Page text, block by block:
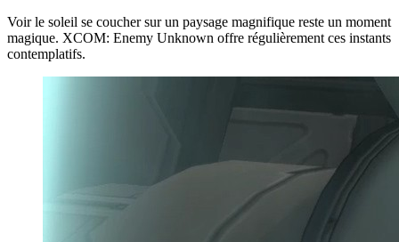
Voir le soleil se coucher sur un paysage magnifique reste un moment
magique. XCOM: Enemy Unknown offre régulièrement ces instants
contemplatifs.